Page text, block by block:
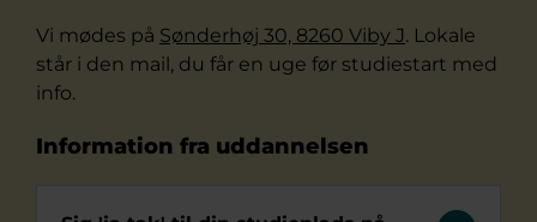
Vi mødes på Sønderhøj 30, 8260 Viby J. Lokale
står i den mail, du får en uge før studiestart med
info.
Information fra uddannelsen